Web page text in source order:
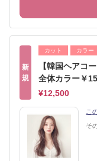
新
規
カット カラー
【韓国ヘアコ
全体カラー￥
¥12,500
こ
そ